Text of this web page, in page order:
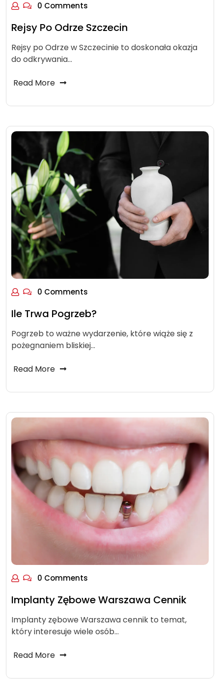
0 Comments
Rejsy Po Odrze Szczecin
Rejsy po Odrze w Szczecinie to doskonała okazja
do odkrywania…
Read More
0 Comments
Ile Trwa Pogrzeb?
Pogrzeb to ważne wydarzenie, które wiąże się z
pożegnaniem bliskiej…
Read More
0 Comments
Implanty Zębowe Warszawa Cennik
Implanty zębowe Warszawa cennik to temat,
który interesuje wiele osób…
Read More